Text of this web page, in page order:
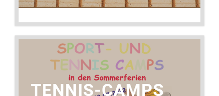
TENNIS-CAMPS